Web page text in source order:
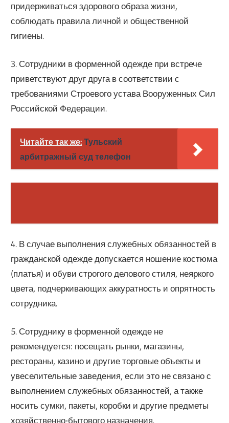
придерживаться здорового образа жизни,
соблюдать правила личной и общественной
гигиены.
3. Сотрудники в форменной одежде при встрече
приветствуют друг друга в соответствии с
требованиями Строевого устава Вооруженных Сил
Российской Федерации.
Читайте так же: Тульский
арбитражный суд телефон
4. В случае выполнения служебных обязанностей в
гражданской одежде допускается ношение костюма
(платья) и обуви строгого делового стиля, неяркого
цвета, подчеркивающих аккуратность и опрятность
сотрудника.
5. Сотруднику в форменной одежде не
рекомендуется: посещать рынки, магазины,
рестораны, казино и другие торговые объекты и
увеселительные заведения, если это не связано с
выполнением служебных обязанностей, а также
носить сумки, пакеты, коробки и другие предметы
хозяйственно-бытового назначения.